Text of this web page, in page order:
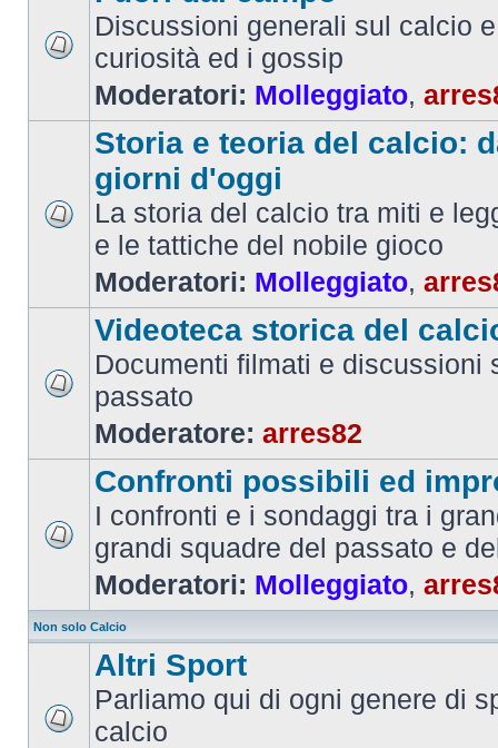
Discussioni generali sul calcio
curiosità ed i gossip
Moderatori: Molleggiato,
Storia e teoria del calcio:
giorni d'oggi
La storia del calcio tra miti e
e le tattiche del nobile gioco
Moderatori: Molleggiato,
Videoteca storica del
Documenti filmati e discussioni
passato
Moderatore: arres82
Confronti possibili ed
I confronti e i sondaggi tra i
grandi squadre del passato e
Moderatori: Molleggiato,
Non solo Calcio
Altri Sport
Parliamo qui di ogni genere di
calcio